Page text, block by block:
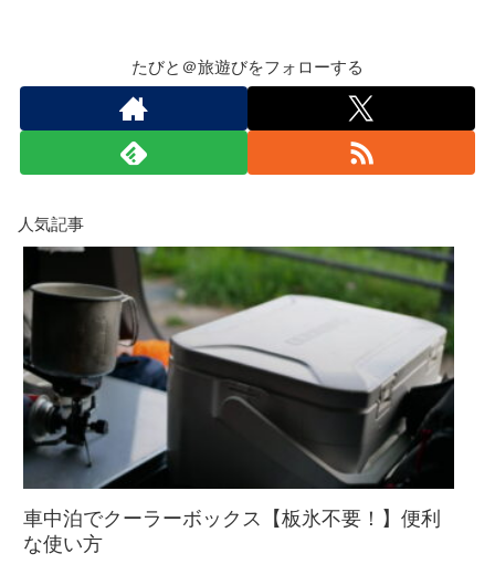
たびと＠旅遊びをフォローする
人気記事
車中泊でクーラーボックス【板氷不要！】便利
な使い方